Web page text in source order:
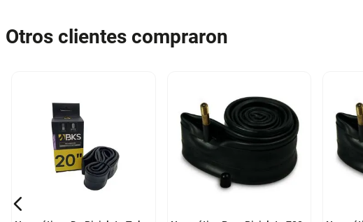
Otros clientes compraron